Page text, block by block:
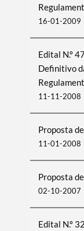
16-01-2009
Edital N.º
Definitivo
11-11-2008
Proposta
11-01-2008
Proposta
02-10-2007
Edital N.º